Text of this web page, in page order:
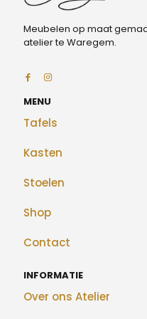
Meubelen op maat
atelier te Waregem.
MENU
Tafels
Kasten
Stoelen
Shop
Contact
INFORMATIE
Over ons Atelier